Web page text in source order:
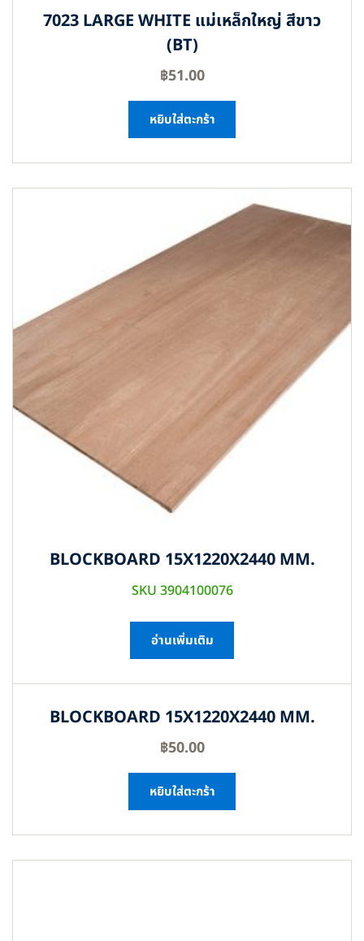
7023 LARGE WHITE แม่เหล็กใหญ่ สีขาว
(BT)
฿51.00
หยิบใส่ตะกร้า
BLOCKBOARD 15X1220X2440 MM.
SKU 3904100076
อ่านเพิ่มเติม
BLOCKBOARD 15X1220X2440 MM.
฿50.00
หยิบใส่ตะกร้า